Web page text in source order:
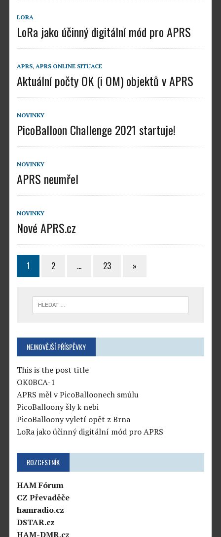
LORA
LoRa jako účinný digitální mód pro APRS
APRS, APRS ONLINE SITUACE
Aktuální počty OK (i OM) objektů v APRS
NOVINKY
PicoBalloon Challenge 2021 startuje!
NOVINKY
APRS neumřel
NOVINKY
Nové APRS.cz
1 2 … 23 »
NEJNOVĚJŠÍ PŘÍSPĚVKY
This is the post title
OK0BCA-1
APRS měl v PicoBalloonech smůlu
PicoBalloony šly k nebi
PicoBalloony vyletí opět z Brna
LoRa jako účinný digitální mód pro APRS
ROZCESTNÍK
HAM Fórum
CZ Převaděče
hamradio.cz
DSTAR.cz
HAM-DMR.cz